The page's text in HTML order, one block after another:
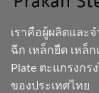
เราคือผู้ผลิตและ
ฉีก เหล็กยืด เหล็
Plate ตะแกรงก
ของประเทศไทย